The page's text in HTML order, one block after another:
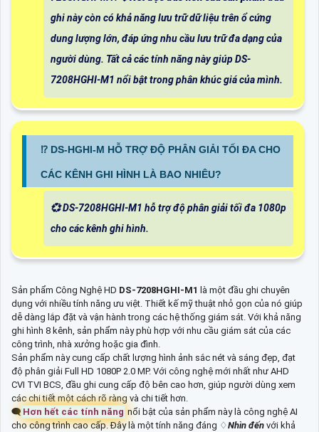
ghi này còn có khả năng lưu trữ dữ liệu trên ổ cứng
dung lượng lớn, đáp ứng nhu cầu lưu trữ đa dạng của
người dùng. Tất cả các tính năng này giúp DS-
7208HGHI-M1 nổi bật trong phân khúc giá của mình.
⁉️ DS-HGHI-M HỖ TRỢ ĐỘ PHÂN GIẢI TỐI ĐA CHO
CÁC KÊNH GHI HÌNH LÀ BAO NHIÊU?
💞 DS-7208HGHI-M1 hỗ trợ độ phân giải tối đa 1080p
cho các kênh ghi hình.
Sản phẩm Công Nghệ HD DS-7208HGHI-M1 là một đầu ghi chuyên
dụng với nhiều tính năng ưu việt. Thiết kế mỹ thuật nhỏ gọn của nó giúp
dễ dàng lắp đặt và vận hành trong các hệ thống giám sát. Với khả năng
ghi hình 8 kênh, sản phẩm này phù hợp với nhu cầu giám sát của các
công trình, nhà xưởng hoặc gia đình.
Sản phẩm này cung cấp chất lượng hình ảnh sắc nét và sáng đẹp, đạt
độ phân giải Full HD 1080P 2.0 MP. Với công nghệ mới nhất như AHD
CVI TVI BCS, đầu ghi cung cấp độ bên cao hơn, giúp người dùng xem
các chi tiết một cách rõ ràng và chi tiết hơn.
🗨️ Hơn hết các tính năng nổi bật của sản phẩm này là công nghệ AI
cho công trình cao cấp. Đây là một tính năng đáng ♢Nhìn đến với khả